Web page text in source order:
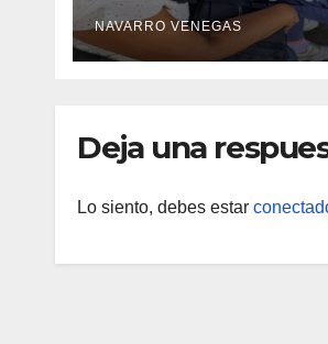
inmunidad para más
de 480 familias
mediante cuatro
NAVARRO VENEGAS
Deja una
Lo siento, debes estar